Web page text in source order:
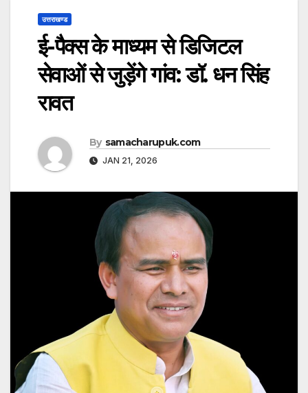
उत्तराखण्ड
ई-पैक्स के माध्यम से डिजिटल
सेवाओं से जुड़ेंगे गांव: डॉ. धन सिंह
रावत
By samacharupuk.com
JAN 21, 2026